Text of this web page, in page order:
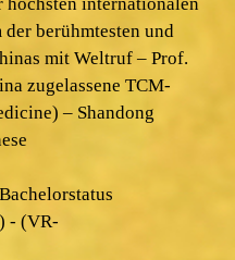
berühmtesten und
mit Weltruf – Prof.
zugelassene TCM-
– Shandong
- (VR-